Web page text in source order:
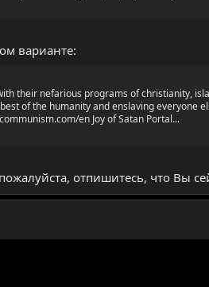
варианте:
their nefarious programs of christianity,
of the humanity and enslaving everyone
en Joy of Satan Portal...
отпишитесь, что Вы